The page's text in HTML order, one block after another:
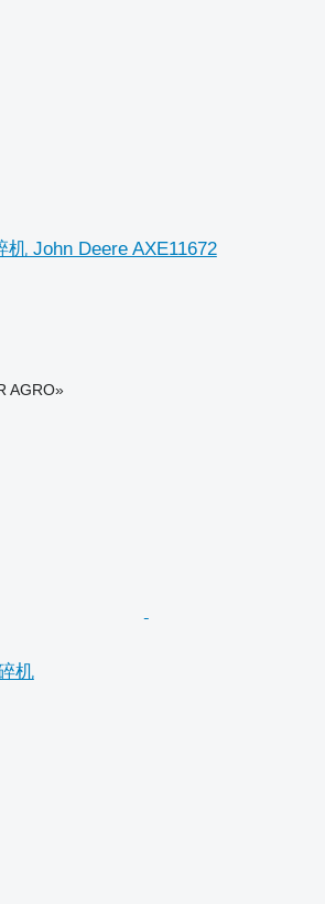
John Deere AXE11672
AGRO»
机